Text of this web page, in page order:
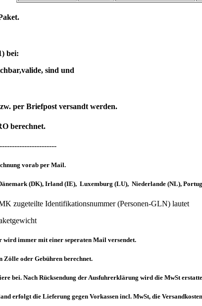
bei:
sind und
per Briefpost versandt werden.
berechnet.
vorab per Mail.
(DK), Irland (IE), Luxemburg (LU), Niederlande (NL),
BMK zugeteilte Identifikationsnummer (Personen-
wird immer mit einer seperaten Mail versendet.
Zölle oder Gebühren berechnet.
bei. Nach Rücksendung der Ausfuhrerklärung wird die MwSt
erfolgt die Lieferung gegen Vorkassen incl. MwSt, die